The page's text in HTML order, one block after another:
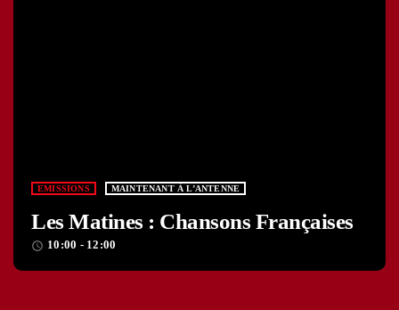
EMISSIONS MAINTENANT À L’ANTENNE
Les Matines : Chansons Françaises
access_time 10:00 - 12:00